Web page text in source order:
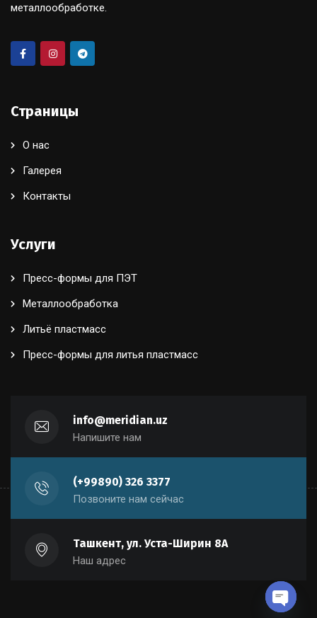
металлообработке.
Страницы
О нас
Галерея
Контакты
Услуги
Пресс-формы для ПЭТ
Металлообработка
Литьё пластмасс
Пресс-формы для литья пластмасс
info@meridian.uz
Напишите нам
(+99890) 326 3377
Позвоните нам сейчас
Ташкент, ул. Уста-Ширин 8А
Наш адрес